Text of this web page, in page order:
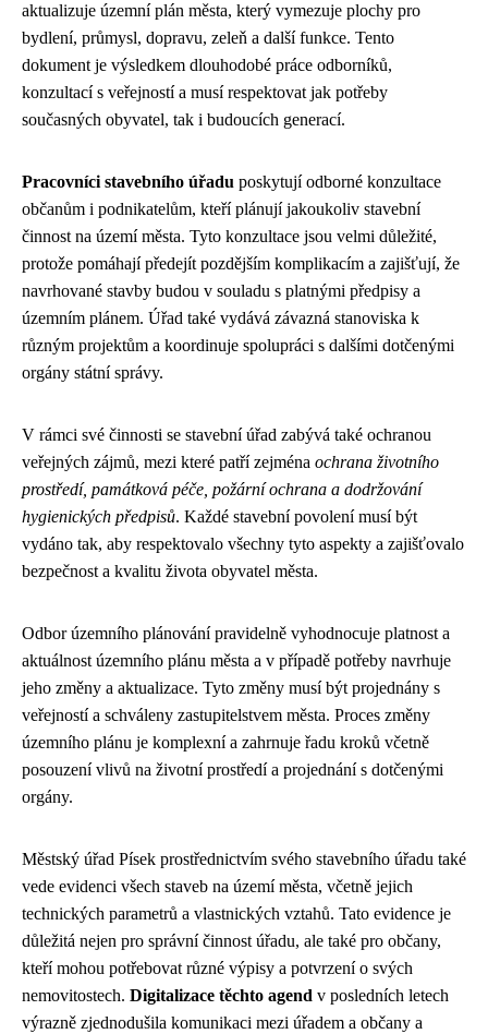
aktualizuje územní plán města, který vymezuje plochy pro
bydlení, průmysl, dopravu, zeleň a další funkce. Tento
dokument je výsledkem dlouhodobé práce odborníků,
konzultací s veřejností a musí respektovat jak potřeby
současných obyvatel, tak i budoucích generací.
Pracovníci stavebního úřadu poskytují odborné konzultace
občanům i podnikatelům, kteří plánují jakoukoliv stavební
činnost na území města. Tyto konzultace jsou velmi důležité,
protože pomáhají předejít pozdějším komplikacím a zajišťují, že
navrhované stavby budou v souladu s platnými předpisy a
územním plánem. Úřad také vydává závazná stanoviska k
různým projektům a koordinuje spolupráci s dalšími dotčenými
orgány státní správy.
V rámci své činnosti se stavební úřad zabývá také ochranou
veřejných zájmů, mezi které patří zejména ochrana životního
prostředí, památková péče, požární ochrana a dodržování
hygienických předpisů. Každé stavební povolení musí být
vydáno tak, aby respektovalo všechny tyto aspekty a zajišťovalo
bezpečnost a kvalitu života obyvatel města.
Odbor územního plánování pravidelně vyhodnocuje platnost a
aktuálnost územního plánu města a v případě potřeby navrhuje
jeho změny a aktualizace. Tyto změny musí být projednány s
veřejností a schváleny zastupitelstvem města. Proces změny
územního plánu je komplexní a zahrnuje řadu kroků včetně
posouzení vlivů na životní prostředí a projednání s dotčenými
orgány.
Městský úřad Písek prostřednictvím svého stavebního úřadu také
vede evidenci všech staveb na území města, včetně jejich
technických parametrů a vlastnických vztahů. Tato evidence je
důležitá nejen pro správní činnost úřadu, ale také pro občany,
kteří mohou potřebovat různé výpisy a potvrzení o svých
nemovitostech. Digitalizace těchto agend v posledních letech
výrazně zjednodušila komunikaci mezi úřadem a občany a